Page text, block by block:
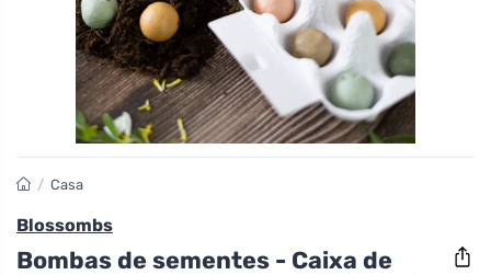
/ Casa
Blossombs
Bombas de sementes - Caixa de